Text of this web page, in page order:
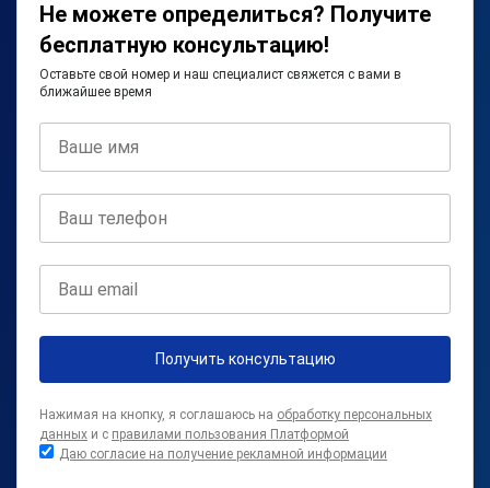
Не можете определиться? Получите
бесплатную консультацию!
Оставьте свой номер и наш специалист свяжется с вами в
ближайшее время
Получить консультацию
Нажимая на кнопку, я соглашаюсь на обработку персональных
данных и с правилами пользования Платформой
Даю согласие на получение рекламной информации